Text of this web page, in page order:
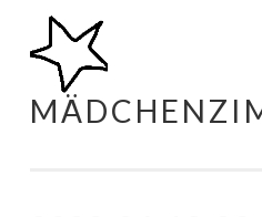
Zum
Inhalt
springen